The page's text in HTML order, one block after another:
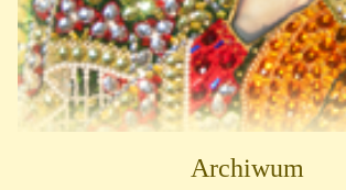
Archiwum